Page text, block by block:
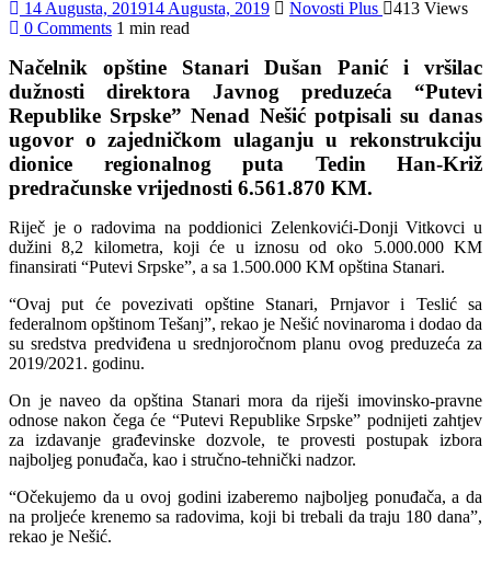
14 Augusta, 201914 Augusta, 2019 Novosti Plus
413 Views
0 Comments 1 min read
Načelnik opštine Stanari Dušan Panić i vršilac
dužnosti direktora Javnog preduzeća “Putevi
Republike Srpske” Nenad Nešić potpisali su danas
ugovor o zajedničkom ulaganju u rekonstrukciju
dionice regionalnog puta Tedin Han-Križ
predračunske vrijednosti 6.561.870 KM.
Riječ je o radovima na poddionici Zelenkovići-Donji Vitkovci u
dužini 8,2 kilometra, koji će u iznosu od oko 5.000.000 KM
finansirati “Putevi Srpske”, a sa 1.500.000 KM opština Stanari.
“Ovaj put će povezivati opštine Stanari, Prnjavor i Teslić sa
federalnom opštinom Tešanj”, rekao je Nešić novinaroma i dodao da
su sredstva predviđena u srednjoročnom planu ovog preduzeća za
2019/2021. godinu.
On je naveo da opština Stanari mora da riješi imovinsko-pravne
odnose nakon čega će “Putevi Republike Srpske” podnijeti zahtjev
za izdavanje građevinske dozvole, te provesti postupak izbora
najboljeg ponuđača, kao i stručno-tehnički nadzor.
“Očekujemo da u ovoj godini izaberemo najboljeg ponuđača, a da
na proljeće krenemo sa radovima, koji bi trebali da traju 180 dana”,
rekao je Nešić.